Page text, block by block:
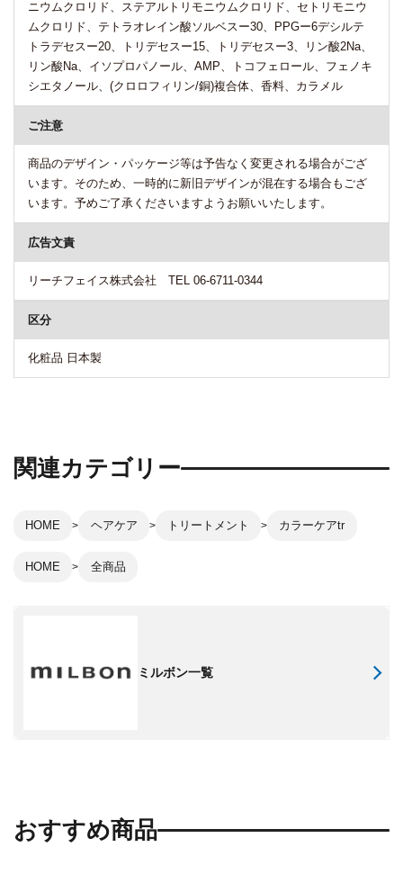
ニウムクロリド、ステアルトリモニウムクロリド、セトリモニウ
ムクロリド、テトラオレイン酸ソルベスー30、PPGー6デシルテ
トラデセスー20、トリデセスー15、トリデセスー3、リン酸2Na、
リン酸Na、イソプロパノール、AMP、トコフェロール、フェノキ
シエタノール、(クロロフィリン/銅)複合体、香料、カラメル
ご注意
商品のデザイン・パッケージ等は予告なく変更される場合がござ
います。そのため、一時的に新旧デザインが混在する場合もござ
います。予めご了承くださいますようお願いいたします。
広告文責
リーチフェイス株式会社 TEL 06-6711-0344
区分
化粧品 日本製
関連カテゴリー
HOME ヘアケア トリートメント カラーケアtr
HOME 全商品
ミルボン一覧
おすすめ商品